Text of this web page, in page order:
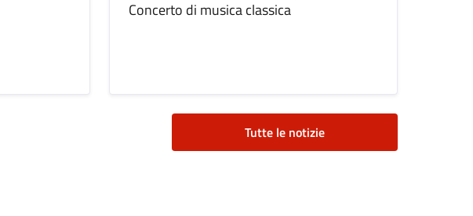
Concerto di musica classica
Tutte le notizie